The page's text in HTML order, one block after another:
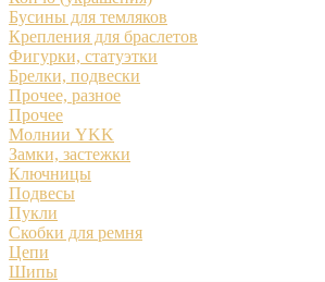
Бусины для темляков
Крепления для браслетов
Фигурки, статуэтки
Брелки, подвески
Прочее, разное
Прочее
Молнии YKK
Замки, застежки
Ключницы
Подвесы
Пукли
Скобки для ремня
Цепи
Шипы